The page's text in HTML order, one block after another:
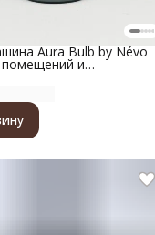
Aura Bulb by Névo
помещений и
металлический
матовый титановый